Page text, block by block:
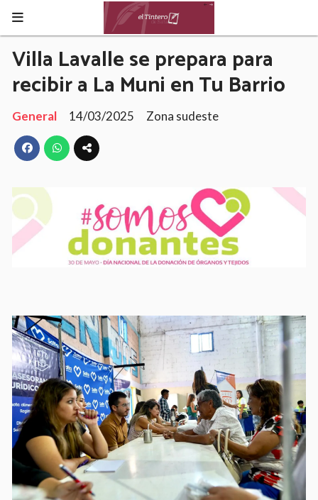
Villa Lavalle se prepara para
recibir a La Muni en Tu Barrio
General 14/03/2025 Zona sudeste